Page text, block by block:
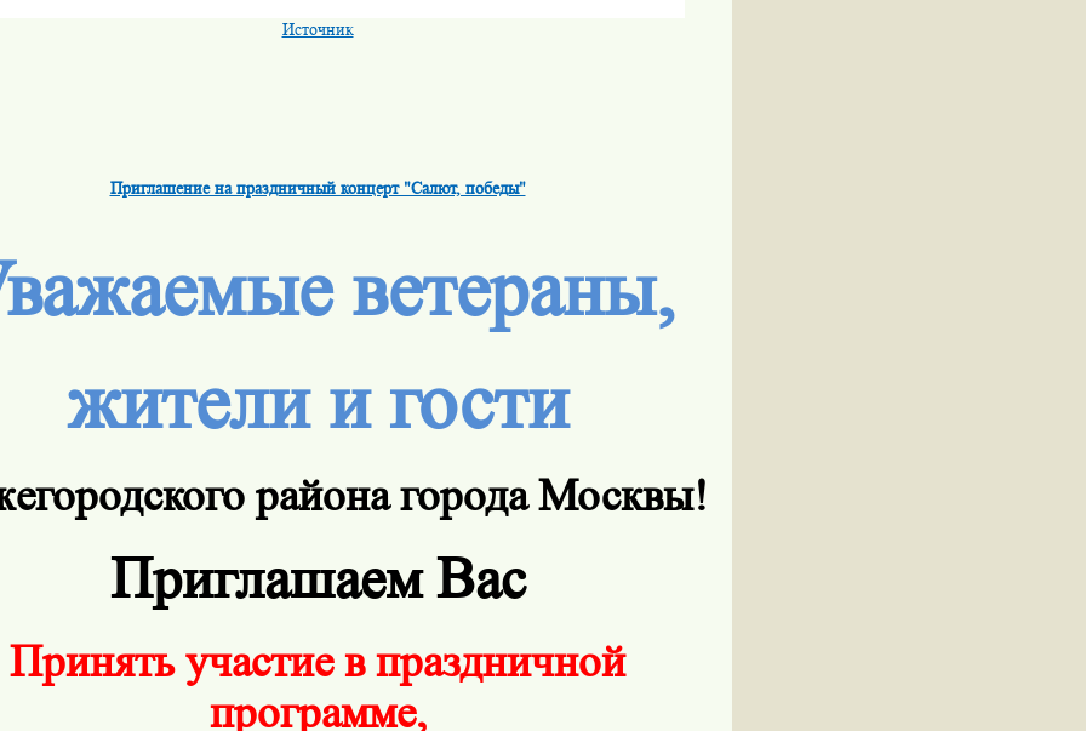
Источник
Приглашение на праздничный концерт "Салют, победы"
ветераны,
жители и гости
района города Москвы!
Приглашаем Вас
Принять участие в праздничной
программе,